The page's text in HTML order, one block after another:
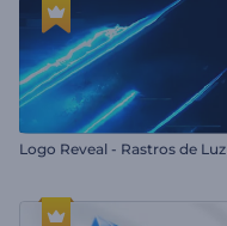
Logo Reveal - Rastros de Luz